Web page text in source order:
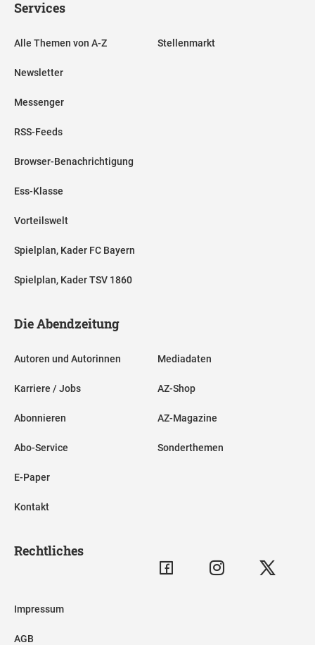
Services
Alle Themen von A-Z
Newsletter
Messenger
RSS-Feeds
Browser-Benachrichtigung
Ess-Klasse
Vorteilswelt
Spielplan, Kader FC Bayern
Spielplan, Kader TSV 1860
Stellenmarkt
Die Abendzeitung
Autoren und Autorinnen
Karriere / Jobs
Abonnieren
Abo-Service
E-Paper
Kontakt
Mediadaten
AZ-Shop
AZ-Magazine
Sonderthemen
Rechtliches
Impressum
AGB